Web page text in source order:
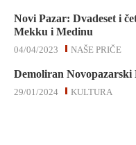
Novi Pazar: Dvadeset i
Mekku i Medinu
NAŠE PRIČE
04/04/2023
Demoliran Novopazarski
KULTURA
29/01/2024